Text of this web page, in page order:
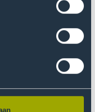
en per e-mail benaderd te
niet langer bewaard dan
moment intrekken of